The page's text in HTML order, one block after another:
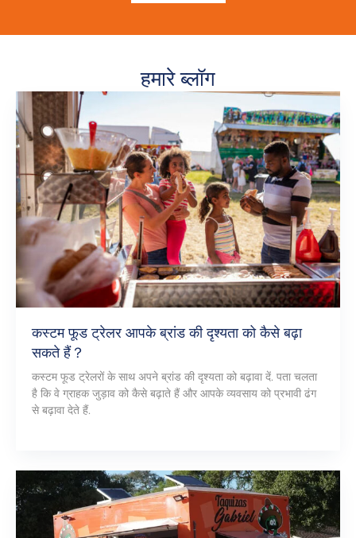
हमारे ब्लॉग
कस्टम फूड ट्रेलर आपके ब्रांड की दृश्यता को कैसे बढ़ा
सकते हैं？
कस्टम फूड ट्रेलरों के साथ अपने ब्रांड की दृश्यता को बढ़ावा दें. पता चलता
है कि वे ग्राहक जुड़ाव को कैसे बढ़ाते हैं और आपके व्यवसाय को प्रभावी ढंग
से बढ़ावा देते हैं.